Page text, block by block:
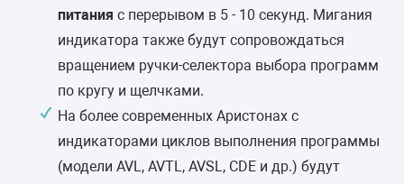
питания с перерывом в 5 - 10 секунд. Мигания
индикатора также будут сопровождаться
вращением ручки-селектора выбора программ
по кругу и щелчками.
На более современных Аристонах с
индикаторами циклов выполнения программы
(модели AVL, AVTL, AVSL, CDE и др.) будут